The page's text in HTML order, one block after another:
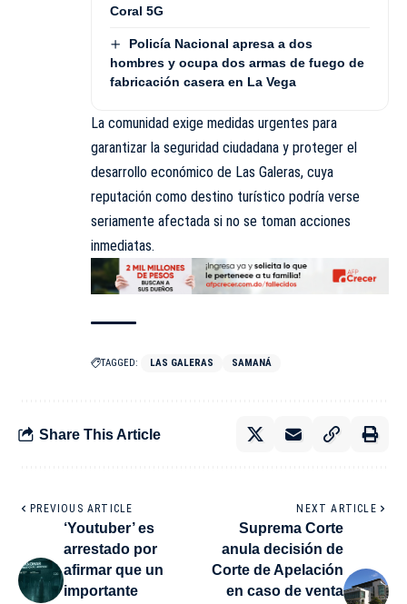
Coral 5G
Policía Nacional apresa a dos
hombres y ocupa dos armas de fuego de
fabricación casera en La Vega
La comunidad exige medidas urgentes para
garantizar la seguridad ciudadana y proteger el
desarrollo económico de Las Galeras, cuya
reputación como destino turístico podría verse
seriamente afectada si no se toman acciones
inmediatas.
TAGGED: LAS GALERAS SAMANÁ
Share This Article
PREVIOUS ARTICLE
‘Youtuber’ es
arrestado por
afirmar que un
importante
NEXT ARTICLE
Suprema Corte
anula decisión de
Corte de Apelación
en caso de venta